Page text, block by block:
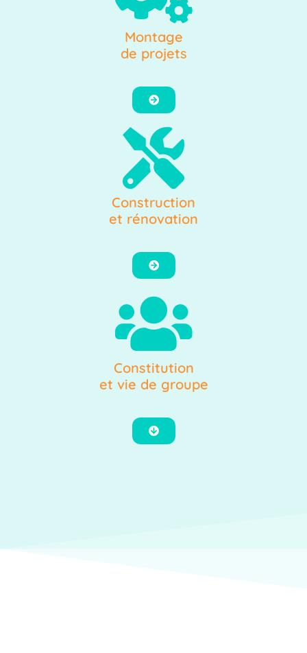
Montage
de projets
Construction
et rénovation
Constitution
et vie de groupe